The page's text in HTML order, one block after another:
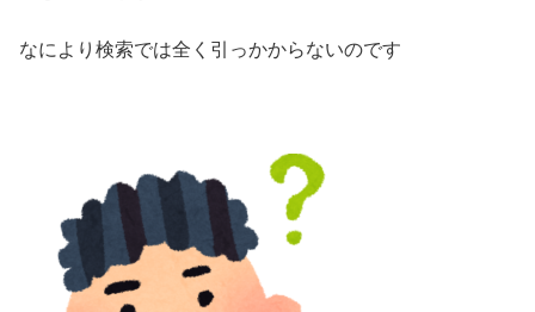
なにより検索では全く引っかからないのです